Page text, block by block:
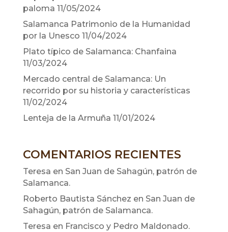
paloma 11/05/2024
Salamanca Patrimonio de la Humanidad
por la Unesco 11/04/2024
Plato típico de Salamanca: Chanfaina
11/03/2024
Mercado central de Salamanca: Un
recorrido por su historia y características
11/02/2024
Lenteja de la Armuña 11/01/2024
COMENTARIOS RECIENTES
Teresa en San Juan de Sahagún, patrón de
Salamanca.
Roberto Bautista Sánchez en San Juan de
Sahagún, patrón de Salamanca.
Teresa en Francisco y Pedro Maldonado.